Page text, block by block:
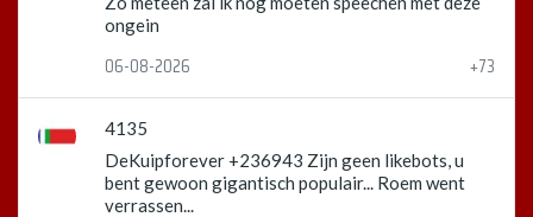
ongein
06-08-2026 +73
4135
DeKuipforever +236943 Zijn geen likebots, u
bent gewoon gigantisch populair... Roem went
verrassen...